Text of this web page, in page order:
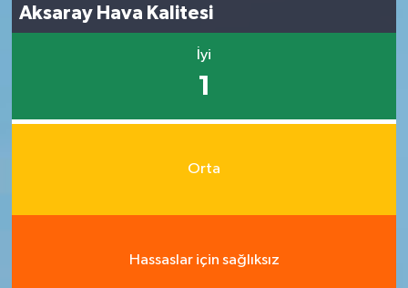
Aksaray Hava Kalitesi
İyi
1
Orta
Hassaslar için sağlıksız